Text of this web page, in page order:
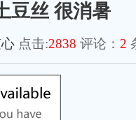
豆丝 很消暑
点击:2838 评论： 2